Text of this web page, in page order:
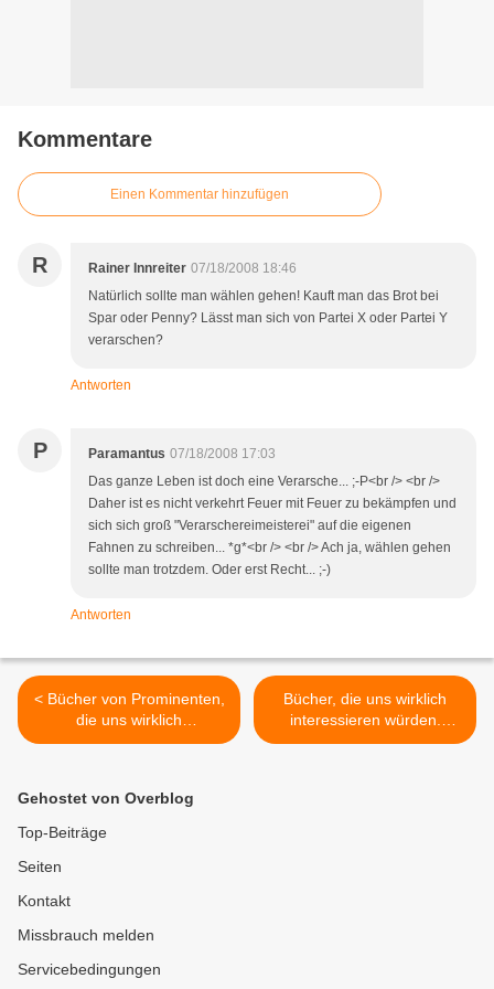
Kommentare
Einen Kommentar hinzufügen
R Rainer Innreiter 07/18/2008 18:46
Natürlich sollte man wählen gehen! Kauft man das Brot bei
Spar oder Penny? Lässt man sich von Partei X oder Partei Y
verarschen?
Antworten
P Paramantus 07/18/2008 17:03
Das ganze Leben ist doch eine Verarsche... ;-P<br /> <br />
Daher ist es nicht verkehrt Feuer mit Feuer zu bekämpfen und
sich sich groß "Verarschereimeisterei" auf die eigenen
Fahnen zu schreiben... *g*<br /> <br /> Ach ja, wählen gehen
sollte man trotzdem. Oder erst Recht... ;-)
Antworten
< Bücher von Prominenten,
die uns wirklich
interessieren würden
Bücher, die uns wirklich
interessieren würden.
Heute: Erich von Däniken
Gehostet von Overblog
Top-Beiträge
Seiten
Kontakt
Missbrauch melden
Servicebedingungen